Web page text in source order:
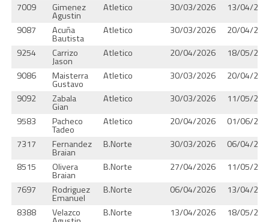
7009 Gimenez
Agustin
Atletico 30/03/2026
13/04/
9087
Acuña
Bautista
Atletico 30/03/2026
20/04/
9254
Carrizo
Jason
Atletico 20/04/2026
18/05/
9086
Maisterra
Gustavo
Atletico 30/03/2026
20/04/
9092
Zabala
Gian
Atletico 30/03/2026
11/05/
9583
Pacheco
Tadeo
Atletico 20/04/2026
01/06/
7317
Fernandez
Braian
B.Norte 30/03/2026
06/04/
8515
Olivera
Braian
B.Norte 27/04/2026
11/05/
7697
Rodriguez
Emanuel
B.Norte 06/04/2026
13/04/
8388
Velazco B.Norte 13/04/2026
18/05/